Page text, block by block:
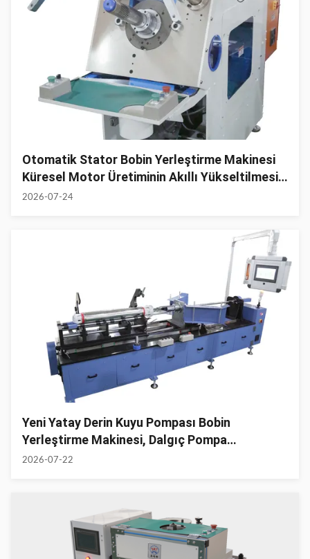
Otomatik Stator Bobin Yerleştirme Makinesi
Küresel Motor Üretiminin Akıllı Yükseltilmesini
Hızlandırıyor
2026-07-24
Yeni Yatay Derin Kuyu Pompası Bobin
Yerleştirme Makinesi, Dalgıç Pompa
İmalatında Stator Yerleştirmeyi Optimize Eder
2026-07-22